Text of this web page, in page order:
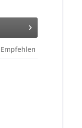
Empfehlen